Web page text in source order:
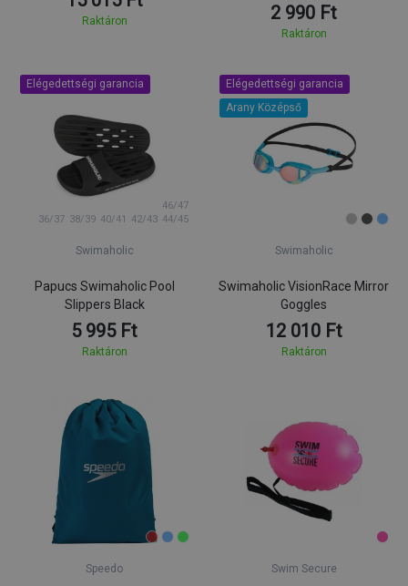
Raktáron 2 990 Ft
Raktáron
Elégedettségi garancia
36/37 38/39 40/41 42/43 44/45
46/47
Swimaholic
Papucs Swimaholic Pool
Slippers Black
5 995 Ft
Raktáron
Elégedettségi garancia
Arany Középső
Swimaholic
Swimaholic VisionRace Mirror
Goggles
12 010 Ft
Raktáron
Speedo Swim Secure